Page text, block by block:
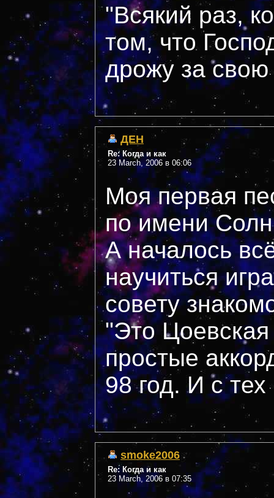
"Всякий раз,
том, что
дрожу за свою
ДЕН
Re: Когда и как
23 March, 2006 в 06:06
Моя первая
по имени
А началось
научиться
совету
"Это
простые
98 год. И с
smoke2006
Re: Когда и как
23 March, 2006 в 07:35